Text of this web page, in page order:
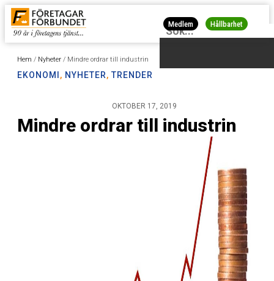
Medlem Hållbarhet
Hem / Nyheter / Mindre ordrar till industrin
EKONOMI , NYHETER, TRENDER
OKTOBER 17, 2019
Mindre ordrar till industrin